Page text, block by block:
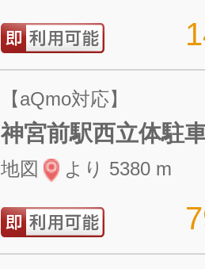
【aQmo対応】
神宮前駅西立体駐
地図 より 5380 m